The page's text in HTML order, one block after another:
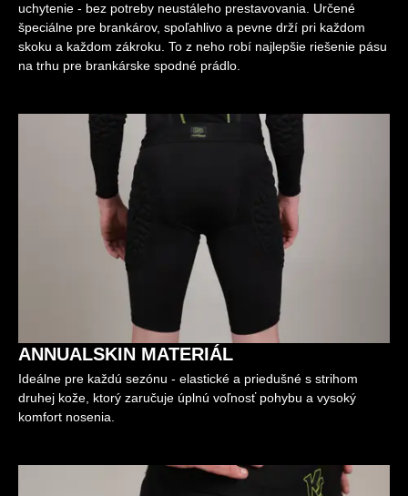
uchytenie - bez potreby neustáleho prestavovania. Určené
špeciálne pre brankárov, spoľahlivo a pevne drží pri každom
skoku a každom zákroku. To z neho robí najlepšie riešenie pásu
na trhu pre brankárske spodné prádlo.
ANNUALSKIN MATERIÁL
Ideálne pre každú sezónu - elastické a priedušné s strihom
druhej kože, ktorý zaručuje úplnú voľnosť pohybu a vysoký
komfort nosenia.